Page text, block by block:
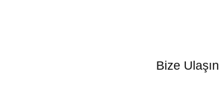
Bize Ulaşın